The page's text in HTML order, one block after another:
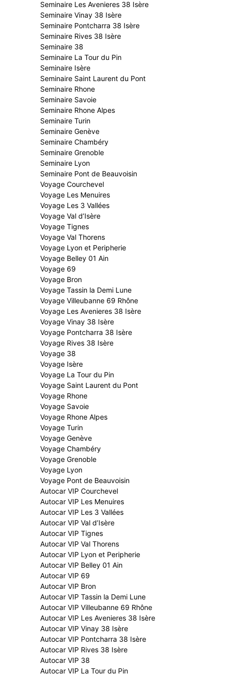
Seminaire Les Avenieres 38 Isère
Seminaire Vinay 38 Isère
Seminaire Pontcharra 38 Isère
Seminaire Rives 38 Isère
Seminaire 38
Seminaire La Tour du Pin
Seminaire Isère
Seminaire Saint Laurent du Pont
Seminaire Rhone
Seminaire Savoie
Seminaire Rhone Alpes
Seminaire Turin
Seminaire Genève
Seminaire Chambéry
Seminaire Grenoble
Seminaire Lyon
Seminaire Pont de Beauvoisin
Voyage Courchevel
Voyage Les Menuires
Voyage Les 3 Vallées
Voyage Val d’Isère
Voyage Tignes
Voyage Val Thorens
Voyage Lyon et Peripherie
Voyage Belley 01 Ain
Voyage 69
Voyage Bron
Voyage Tassin la Demi Lune
Voyage Villeubanne 69 Rhône
Voyage Les Avenieres 38 Isère
Voyage Vinay 38 Isère
Voyage Pontcharra 38 Isère
Voyage Rives 38 Isère
Voyage 38
Voyage Isère
Voyage La Tour du Pin
Voyage Saint Laurent du Pont
Voyage Rhone
Voyage Savoie
Voyage Rhone Alpes
Voyage Turin
Voyage Genève
Voyage Chambéry
Voyage Grenoble
Voyage Lyon
Voyage Pont de Beauvoisin
Autocar VIP Courchevel
Autocar VIP Les Menuires
Autocar VIP Les 3 Vallées
Autocar VIP Val d’Isère
Autocar VIP Tignes
Autocar VIP Val Thorens
Autocar VIP Lyon et Peripherie
Autocar VIP Belley 01 Ain
Autocar VIP 69
Autocar VIP Bron
Autocar VIP Tassin la Demi Lune
Autocar VIP Villeubanne 69 Rhône
Autocar VIP Les Avenieres 38 Isère
Autocar VIP Vinay 38 Isère
Autocar VIP Pontcharra 38 Isère
Autocar VIP Rives 38 Isère
Autocar VIP 38
Autocar VIP La Tour du Pin